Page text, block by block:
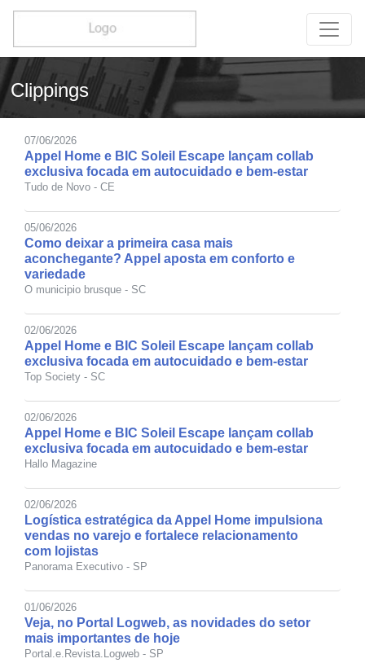
Clippings
07/06/2026
Appel Home e BIC Soleil Escape lançam collab
exclusiva focada em autocuidado e bem-estar
Tudo de Novo - CE
05/06/2026
Como deixar a primeira casa mais
aconchegante? Appel aposta em conforto e
variedade
O municipio brusque - SC
02/06/2026
Appel Home e BIC Soleil Escape lançam collab
exclusiva focada em autocuidado e bem-estar
Top Society - SC
02/06/2026
Appel Home e BIC Soleil Escape lançam collab
exclusiva focada em autocuidado e bem-estar
Hallo Magazine
02/06/2026
Logística estratégica da Appel Home impulsiona
vendas no varejo e fortalece relacionamento
com lojistas
Panorama Executivo - SP
01/06/2026
Veja, no Portal Logweb, as novidades do setor
mais importantes de hoje
Portal.e.Revista.Logweb - SP